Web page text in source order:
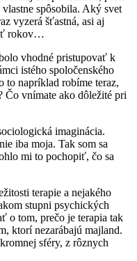
spôsobila. Aký svet
vyzerá šťastná, asi aj
rokov…
vhodné pristupovať k
istého spoločenského
to napríklad robíme teraz,
Čo vnímate ako dôležité pri
imaginácia.
iba moja. Tak som sa
mi to pochopiť, čo sa
terapie a nejakého
stupni psychických
o tom, prečo je terapia tak
ktorí nezarábajú majland.
sféry, z rôznych